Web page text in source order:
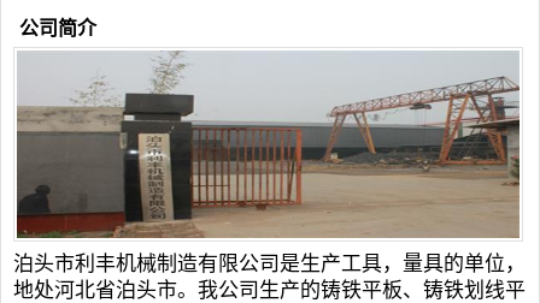
公司简介
泊头市利丰机械制造有限公司是生产工具，量具的单位，
地处河北省泊头市。我公司生产的铸铁平板、 铸铁划线平